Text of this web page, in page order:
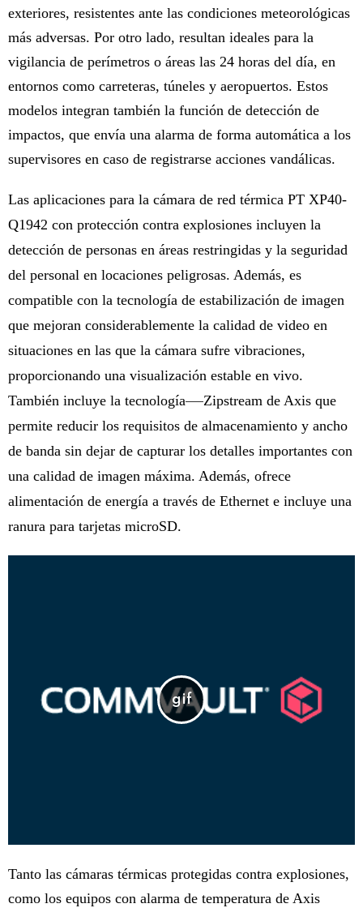
exteriores, resistentes ante las condiciones meteorológicas
más adversas. Por otro lado, resultan ideales para la
vigilancia de perímetros o áreas las 24 horas del día, en
entornos como carreteras, túneles y aeropuertos. Estos
modelos integran también la función de detección de
impactos, que envía una alarma de forma automática a los
supervisores en caso de registrarse acciones vandálicas.
Las aplicaciones para la cámara de red térmica PT XP40-
Q1942 con protección contra explosiones incluyen la
detección de personas en áreas restringidas y la seguridad
del personal en locaciones peligrosas. Además, es
compatible con la tecnología de estabilización de imagen
que mejoran considerablemente la calidad de video en
situaciones en las que la cámara sufre vibraciones,
proporcionando una visualización estable en vivo.
También incluye la tecnología
Zipstream de Axis que
permite reducir los requisitos de almacenamiento y ancho
de banda sin dejar de capturar los detalles importantes con
una calidad de imagen máxima. Además, ofrece
alimentación de energía a través de Ethernet e incluye una
ranura para tarjetas microSD.
Tanto las cámaras térmicas protegidas contra explosiones,
como los equipos con alarma de temperatura de Axis